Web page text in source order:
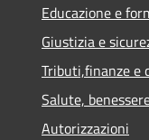
Educazione e
Giustizia e
Tributi,finanze e
Salute,
Autorizzazioni